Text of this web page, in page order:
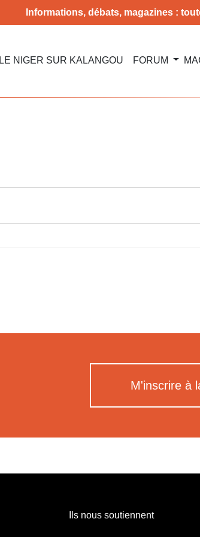
Informations, débats, magazines :
LE NIGER SUR KALANGOU FORUM
M'inscrire à
Ils nous soutiennent